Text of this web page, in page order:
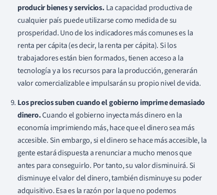
producir bienes y servicios. La capacidad productiva de
cualquier país puede utilizarse como medida de su
prosperidad. Uno de los indicadores más comunes es la
renta per cápita (es decir, la renta per cápita). Si los
trabajadores están bien formados, tienen acceso a la
tecnología y a los recursos para la producción, generarán
valor comercializable e impulsarán su propio nivel de vida.
Los precios suben cuando el gobierno imprime demasiado
dinero.Cuando el gobierno inyecta más dinero en la
economía imprimiendo más, hace que el dinero sea más
accesible. Sin embargo, si el dinero se hace más accesible, la
gente estará dispuesta a renunciar a mucho menos que
antes para conseguirlo. Por tanto, su valor disminuirá. Si
disminuye el valor del dinero, también disminuye su poder
adquisitivo. Esa es la razón por la que no podemos